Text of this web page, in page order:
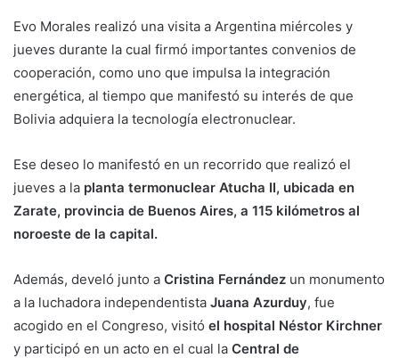
Evo Morales realizó una visita a Argentina miércoles y
jueves durante la cual firmó importantes convenios de
cooperación, como uno que impulsa la integración
energética, al tiempo que manifestó su interés de que
Bolivia adquiera la tecnología electronuclear.
Ese deseo lo manifestó en un recorrido que realizó el
jueves a la planta termonuclear Atucha II, ubicada en
Zarate, provincia de Buenos Aires, a 115 kilómetros al
noroeste de la capital.
Además, develó junto a Cristina Fernández un monumento
a la luchadora independentista Juana Azurduy, fue
acogido en el Congreso, visitó el hospital Néstor Kirchner
y participó en un acto en el cual la Central de